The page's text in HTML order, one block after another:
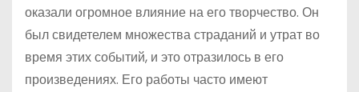
оказали огромное влияние на его творчество. Он
был свидетелем множества страданий и утрат во
время этих событий, и это отразилось в его
произведениях. Его работы часто имеют